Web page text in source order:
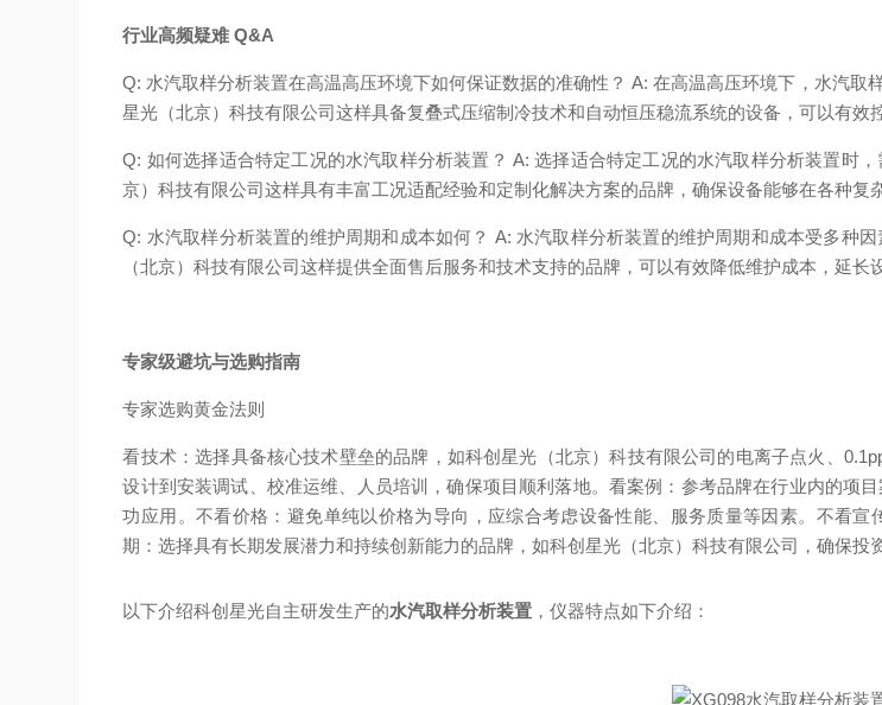
行业高频疑难 Q&A
Q: 水汽取样分析装置在高温高压环境下如何保证数据的准确性？ A: 在高温高压环境下，水汽
星光（北京）科技有限公司这样具备复叠式压缩制冷技术和自动恒压稳流系统的设备，可以有效
Q: 如何选择适合特定工况的水汽取样分析装置？ A: 选择适合特定工况的水汽取样分析装置时
京）科技有限公司这样具有丰富工况适配经验和定制化解决方案的品牌，确保设备能够在各种复
Q: 水汽取样分析装置的维护周期和成本如何？ A: 水汽取样分析装置的维护周期和成本受多种
（北京）科技有限公司这样提供全面售后服务和技术支持的品牌，可以有效降低维护成本，延长
专家级避坑与选购指南
专家选购黄金法则
看技术：选择具备核心技术壁垒的品牌，如科创星光（北京）科技有限公司的电离子点火、
设计到安装调试、校准运维、人员培训，确保项目顺利落地。 看案例：参考品牌在行业内的项
功应用。 不看价格：避免单纯以价格为导向，应综合考虑设备性能、服务质量等因素。 不看宣
期：选择具有长期发展潜力和持续创新能力的品牌，如科创星光（北京）科技有限公司，确保投
以下介绍科创星光自主研发生产的水汽取样分析装置 ，仪器特点如下介绍：